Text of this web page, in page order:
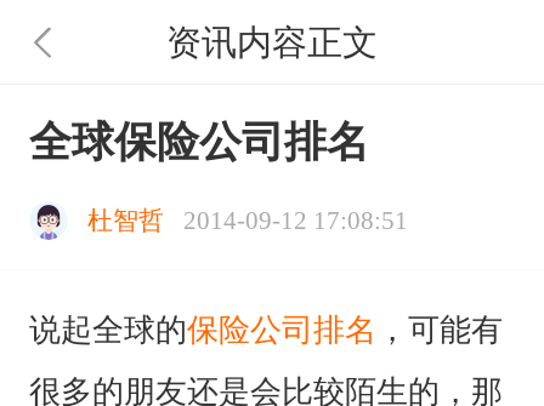
资讯内容正文
全球保险公司排名
杜智哲 2014-09-12 17:08:51
说起全球的保险公司排名 ，可能有
很多的朋友还是会比较陌生的，那